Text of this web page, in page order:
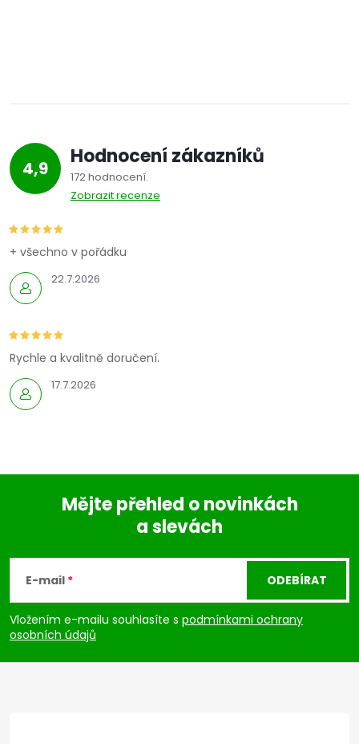
4,9 Hodnocení zákazníků
172 hodnocení
Zobrazit recenze
22.7.2026
+ všechno v pořádku
17.7.2026
Rychle a kvalitně doručení.
p
a
Mějte přehled o novinkách
a slevách
E-mail
Vložením e-mailu souhlasíte s podmínkami ochrany
osobních údajů
ODEBÍRAT